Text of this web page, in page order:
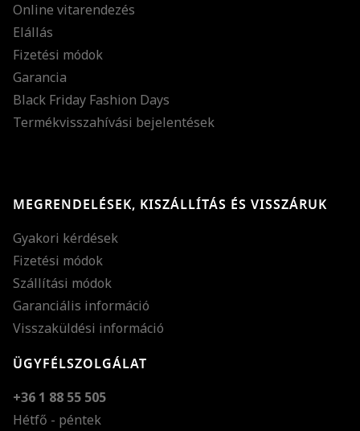
Online vitarendezés
Elállás
Fizetési módok
Garancia
Black Friday Fashion Days
Termékvisszahívási bejelentések
MEGRENDELÉSEK, KISZÁLLÍTÁS ÉS VISSZÁRUK
Gyakori kérdések
Fizetési módok
Szállítási módok
Garanciális információ
Visszaküldési információ
ÜGYFÉLSZOLGÁLAT
+36 1 88 55 505
Hétfő - péntek